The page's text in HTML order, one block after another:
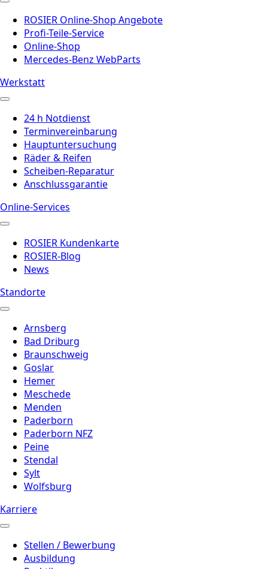
ROSIER Online-Shop Angebote
Profi-Teile-Service
Online-Shop
Mercedes-Benz WebParts
Werkstatt
24 h Notdienst
Terminvereinbarung
Hauptuntersuchung
Räder & Reifen
Scheiben-Reparatur
Anschlussgarantie
Online-Services
ROSIER Kundenkarte
ROSIER-Blog
News
Standorte
Arnsberg
Bad Driburg
Braunschweig
Goslar
Hemer
Meschede
Menden
Paderborn
Paderborn NFZ
Peine
Stendal
Sylt
Wolfsburg
Karriere
Stellen / Bewerbung
Ausbildung